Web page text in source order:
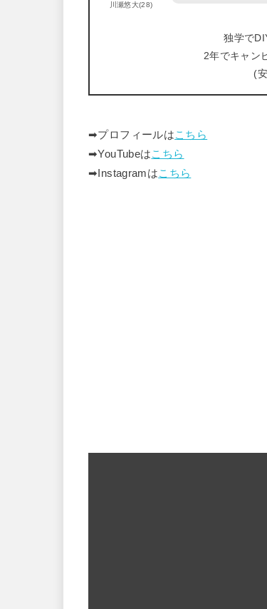
川瀬悠大(28)
独学で
2年でキャン
(
➡︎プロフィールはこちら
➡︎YouTubeはこちら
➡︎Instagramはこちら